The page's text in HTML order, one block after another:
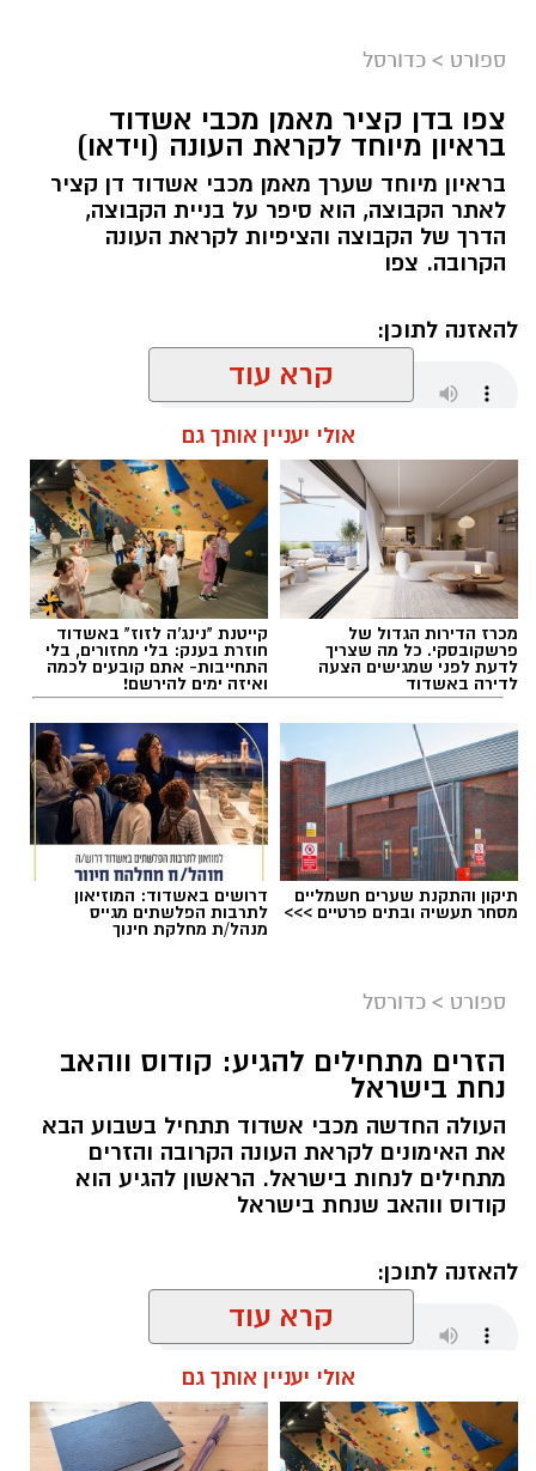
ספורט > כדורסל
צפו בדן קציר מאמן מכבי אשדוד
בראיון מיוחד לקראת העונה (וידאו)
בראיון מיוחד שערך מאמן מכבי אשדוד דן קציר
לאתר הקבוצה, הוא סיפר על בניית הקבוצה,
הדרך של הקבוצה והציפיות לקראת העונה
הקרובה. צפו
להאזנה לתוכן:
שחר כחלון / 18:01 07.08.26
תגים:מכבי אשדוד, דן קציר
קרא עוד
אולי יעניין אותך גם
מכרז הדירות הגדול של
פרשקובסקי. כל מה שצריך
לדעת לפני שמגישים הצעה
לדירה באשדוד
קייטנת "נינג'ה לזוז" באשדוד
חוזרת בענק: בלי מחזורים, בלי
התחייבות- אתם קובעים לכמה
ואיזה ימים להירשם!
תיקון והתקנת שערים חשמליים
מסחר תעשיה ובתים פרטיים >>>
דרושים באשדוד: המוזיאון
לתרבות הפלשתים מגייס
מנהל/ת מחלקת חינוך
ספורט > כדורסל
הזרים מתחילים להגיע: קודוס ווהאב
נחת בישראל
העולה החדשה מכבי אשדוד תתחיל בשבוע הבא
את האימונים לקראת העונה הקרובה והזרים
מתחילים לנחות בישראל. הראשון להגיע הוא
קודוס ווהאב שנחת בישראל
להאזנה לתוכן:
שחר כחלון / 17:59 07.08.26
קרא עוד
אולי יעניין אותך גם